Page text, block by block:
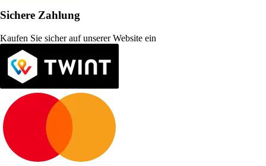
Sichere Zahlung
Kaufen Sie sicher auf unserer Website ein